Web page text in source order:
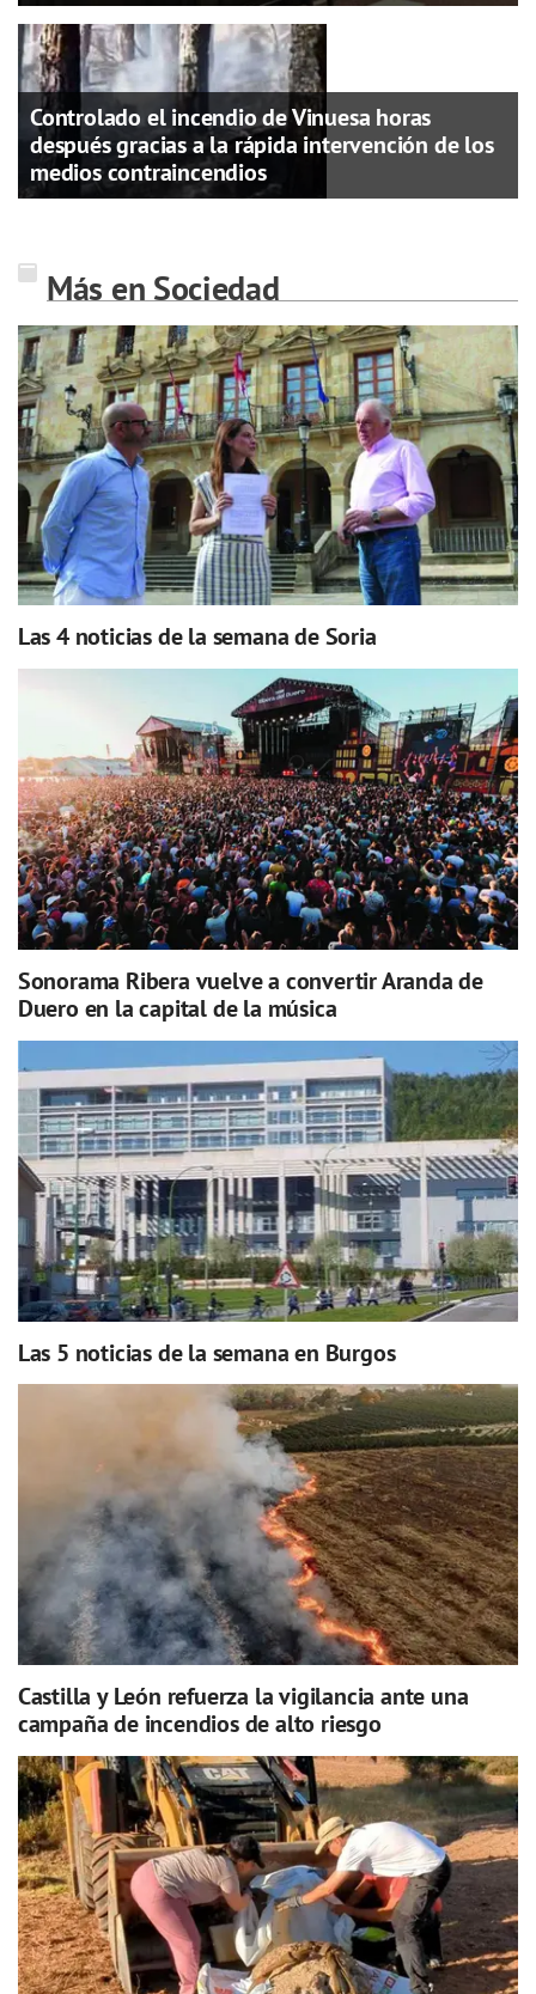
Controlado el incendio de Vinuesa horas
después gracias a la rápida intervención de los
medios contraincendios
Más en Sociedad
Las 4 noticias de la semana de Soria
Sonorama Ribera vuelve a convertir Aranda de
Duero en la capital de la música
Las 5 noticias de la semana en Burgos
Castilla y León refuerza la vigilancia ante una
campaña de incendios de alto riesgo